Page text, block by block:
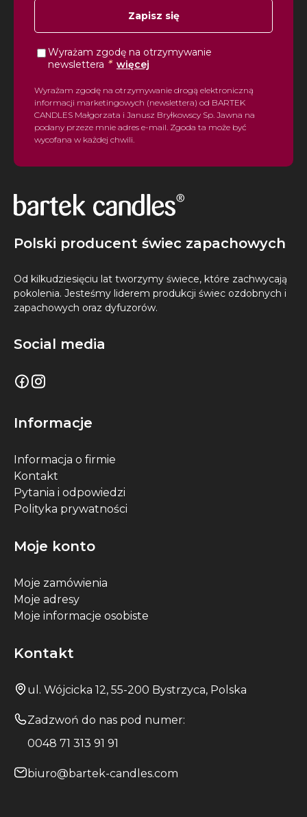
Zapisz się
Wyrażam zgodę na otrzymywanie
newslettera * więcej
Wyrażam zgodę na otrzymywanie drogą elektroniczną
informacji marketingowych (newslettera) od BARTEK
CANDLES Małgorzata i Janusz Bryłkowscy Sp. Jawna na
podany przeze mnie adres e-mail. Zgoda ta może być
wycofana w każdej chwili.
Polski producent świec zapachowych
Od kilkudziesięciu lat tworzymy świece, które zachwycają
pokolenia. Jesteśmy liderem produkcji świec ozdobnych i
zapachowych oraz dyfuzorów.
Social media
Informacje
Informacja o firmie
Kontakt
Pytania i odpowiedzi
Polityka prywatności
Moje konto
Moje zamówienia
Moje adresy
Moje informacje osobiste
Kontakt
ul. Wójcicka 12, 55-200 Bystrzyca, Polska
Zadzwoń do nas pod numer:
0048 71 313 91 91
biuro@bartek-candles.com